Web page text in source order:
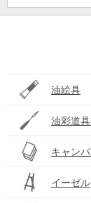
油絵具
油彩道
キャン
イーゼル